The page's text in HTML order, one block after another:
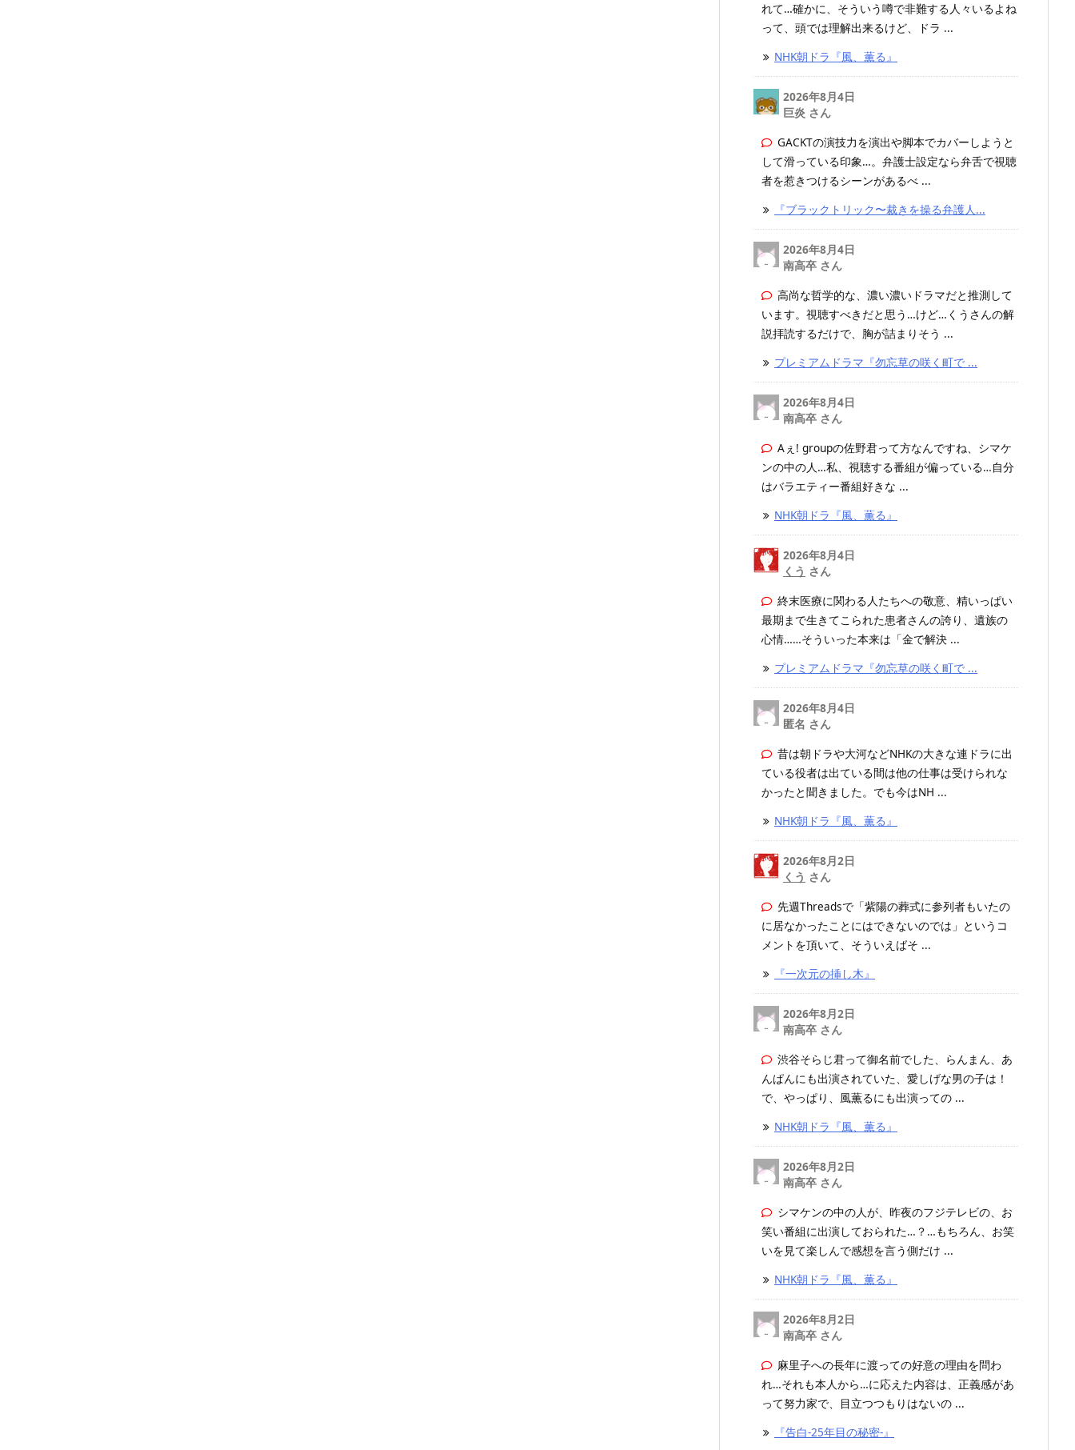
れて…確かに、そういう噂で非難する人々いるよね
って、頭では理解出来るけど、ドラ ...
NHK朝ドラ『風、薫る』
2026年8月4日
巨炎 さん
GACKTの演技力を演出や脚本でカバーしようと
して滑っている印象…。弁護士設定なら弁舌で視聴
者を惹きつけるシーンがあるべ ...
『ブラックトリック〜裁きを操る弁護人...
2026年8月4日
南高卒 さん
高尚な哲学的な、濃い濃いドラマだと推測して
います。視聴すべきだと思う…けど…くうさんの解
説拝読するだけで、胸が詰まりそう ...
プレミアムドラマ『勿忘草の咲く町で ...
2026年8月4日
南高卒 さん
Aぇ! groupの佐野君って方なんですね、シマケ
ンの中の人…私、視聴する番組が偏っている…自分
はバラエティー番組好きな ...
NHK朝ドラ『風、薫る』
2026年8月4日
くう さん
終末医療に関わる人たちへの敬意、精いっぱい
最期まで生きてこられた患者さんの誇り、遺族の
心情……そういった本来は「金で解決 ...
プレミアムドラマ『勿忘草の咲く町で ...
2026年8月4日
匿名 さん
昔は朝ドラや大河などNHKの大きな連ドラに出
ている役者は出ている間は他の仕事は受けられな
かったと聞きました。でも今はNH ...
NHK朝ドラ『風、薫る』
2026年8月2日
くう さん
先週Threadsで「紫陽の葬式に参列者もいたの
に居なかったことにはできないのでは」というコ
メントを頂いて、そういえばそ ...
『一次元の挿し木』
2026年8月2日
南高卒 さん
渋谷そらじ君って御名前でした、らんまん、あ
んぱんにも出演されていた、愛しげな男の子は！
で、やっぱり、風薫るにも出演っての ...
NHK朝ドラ『風、薫る』
2026年8月2日
南高卒 さん
シマケンの中の人が、昨夜のフジテレビの、お
笑い番組に出演しておられた…？…もちろん、お笑
いを見て楽しんで感想を言う側だけ ...
NHK朝ドラ『風、薫る』
2026年8月2日
南高卒 さん
麻里子への長年に渡っての好意の理由を問わ
れ…それも本人から…に応えた内容は、正義感があ
って努力家で、目立つつもりはないの ...
『告白-25年目の秘密-』